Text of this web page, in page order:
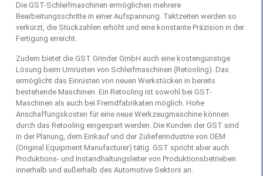
Die GST-Schleifmaschinen ermöglichen mehrere
Bearbeitungsschritte in einer Aufspannung. Taktzeiten werden so
verkürzt, die Stückzahlen erhöht und eine konstante Präzision in der
Fertigung erreicht.
Zudem bietet die GST Grinder GmbH auch eine kostengünstige
Lösung beim Umrüsten von Schleifmaschinen (Retooling). Das
ermöglicht das Einrüsten von neuen Werkstücken in bereits
bestehende Maschinen. Ein Retooling ist sowohl bei GST-
Maschinen als auch bei Fremdfabrikaten möglich. Hohe
Anschaffungskosten für eine neue Werkzeugmaschine können
durch das Retooling eingespart werden. Die Kunden der GST sind
in der Planung, dem Einkauf und der Zulieferindustrie von OEM
(Original Equipment Manufacturer) tätig. GST spricht aber auch
Produktions- und Instandhaltungsleiter von Produktionsbetrieben
innerhalb und außerhalb des Automotive Sektors an.